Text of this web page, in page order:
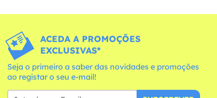
ACEDA A PROMOÇÕES
EXCLUSIVAS*
Seja o primeiro a saber das novidades e promoções
ao registar o seu e-mail!